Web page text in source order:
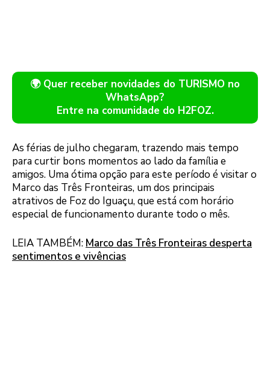
🌍 Quer receber novidades do TURISMO no
WhatsApp?
Entre na comunidade do H2FOZ.
As férias de julho chegaram, trazendo mais tempo
para curtir bons momentos ao lado da família e
amigos. Uma ótima opção para este período é visitar o
Marco das Três Fronteiras, um dos principais
atrativos de Foz do Iguaçu, que está com horário
especial de funcionamento durante todo o mês.
LEIA TAMBÉM: Marco das Três Fronteiras desperta
sentimentos e vivências